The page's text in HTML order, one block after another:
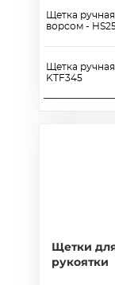
Щетка
ворсом -
Щетка
KTF345
Щетки
рукоятки